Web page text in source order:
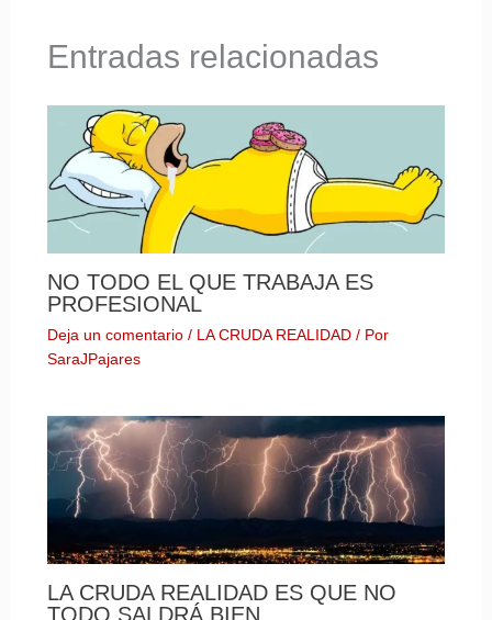
Entradas relacionadas
NO TODO EL QUE TRABAJA ES
PROFESIONAL
Deja un comentario / LA CRUDA REALIDAD/ Por
SaraJPajares
LA CRUDA REALIDAD ES QUE NO
TODO SALDRÁ BIEN